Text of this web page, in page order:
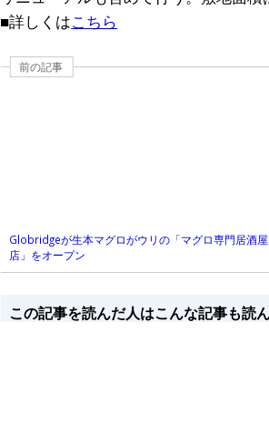
■詳しくはこちら
前の記事
Globridgeが生本マグロがウリの「マグロ専門居酒
店」をオープン
この記事を読んだ人はこんな記事も読